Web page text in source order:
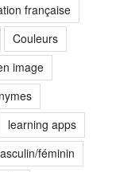
française
Couleurs
image
learning apps
féminin